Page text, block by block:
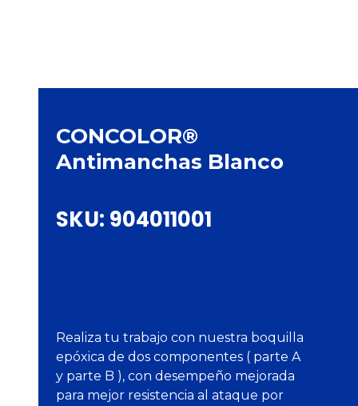
CONCOLOR®
Antimanchas Blanco
SKU: 904011001
Realiza tu trabajo con nuestra boquilla
epóxica de dos componentes ( parte A
y parte B ), con desempeño mejorada
para mejor resistencia al ataque por